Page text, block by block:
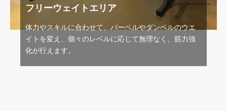
フリーウェイトエリア
体力やスキルに合わせて、バーベルやダンベルのウエ
イトを変え、個々のレベルに応じて無理なく、筋力強
化が行えます。